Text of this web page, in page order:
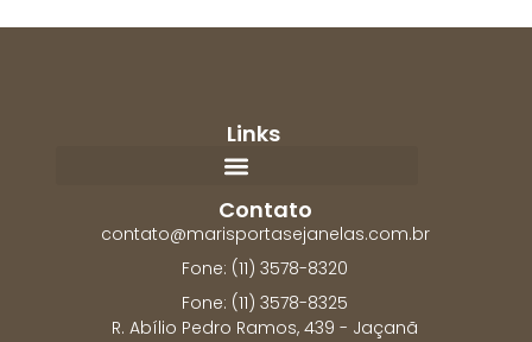
Links
Contato
contato@marisportasejanelas.com.br
Fone: (11) 3578-8320
Fone: (11) 3578-8325
R. Abílio Pedro Ramos, 439 - Jaçanã